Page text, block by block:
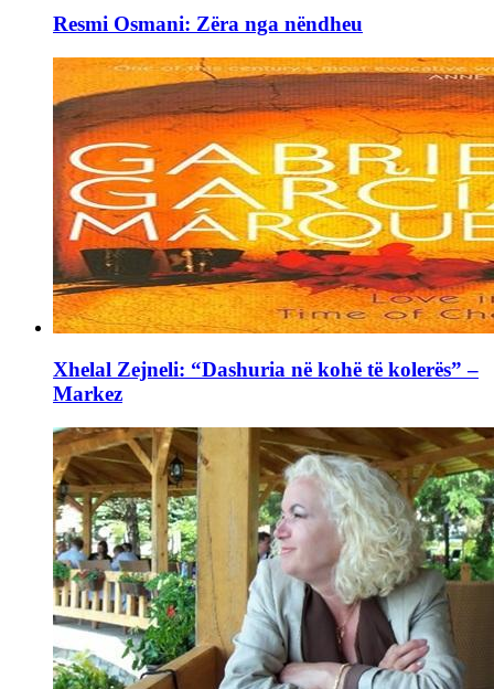
Resmi Osmani: Zëra nga nëndheu
Xhelal Zejneli: “Dashuria në kohë të kolerës” –
Markez